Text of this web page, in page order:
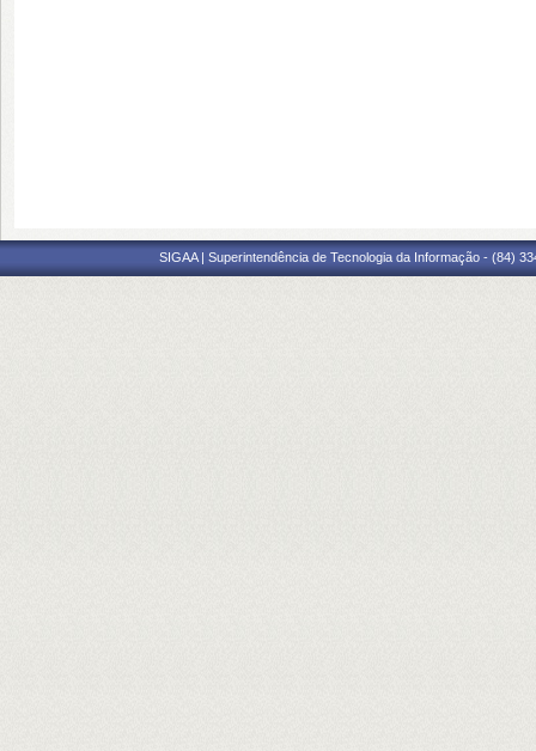
SIGAA | Superintendência de Tecnologia da Informação - (84)